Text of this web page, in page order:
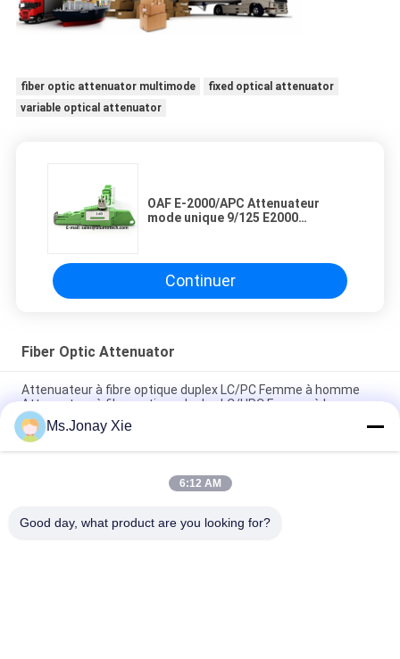
fiber optic attenuator multimode
fixed optical attenuator
variable optical attenuator
OAF E-2000/APC Attenuateur
mode unique 9/125 E2000
Continuer
Fiber Optic Attenuator
Attenuateur à fibre optique duplex LC/PC Femme à homme
Attenuateur à fibre optique duplex LC/UPC Femme à homme
OAF E-2000/APC Attenuateur mode unique 9/125 E2000
Attenuateur optique Femme à mâle SM
Atténuateur en plastique optique de l'atténuateur LC RPA de
Ms.Jonay Xie
6:12 AM
Good day, what product are you looking for?